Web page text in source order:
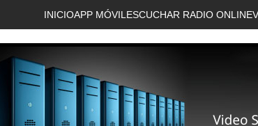
INICIOAPP MÓVIL ESCUCHAR RADIO ONLINE